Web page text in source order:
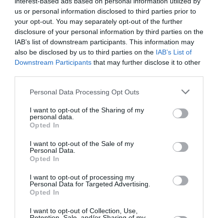
us or personal information disclosed to third parties prior to
your opt-out. You may separately opt-out of the further
disclosure of your personal information by third parties on the
IAB’s list of downstream participants. This information may
also be disclosed by us to third parties on the IAB’s List of
Downstream Participants that may further disclose it to other
Personal Data Processing Opt Outs
I want to opt-out of the Sharing of my
personal data.
Opted In
I want to opt-out of the Sale of my
Personal Data.
Opted In
I want to opt-out of processing my
Personal Data for Targeted Advertising.
Opted In
I want to opt-out of Collection, Use,
Στόχος μας, όπως και στην προηγούμενη δουλειά μας,
είναι να κάνουμε το κοινό μας να διασκεδάσει και να
ονειρευτεί, αλλά και να φύγει από το θέατρο
κουβαλώντας κάτι παραπάνω, μια σκέψη, μια ελπίδα,
έναν προβληματισμό ίσως, για το πώς μπορεί ο καθένας
Ταυτότητα Εκδήλωσης
Ημερομηνία:
Από: 06/11/2023
27/02/2024
Δευτέρα στις 21:15 και Τρίτη στις 19:15
Τοποθεσία: